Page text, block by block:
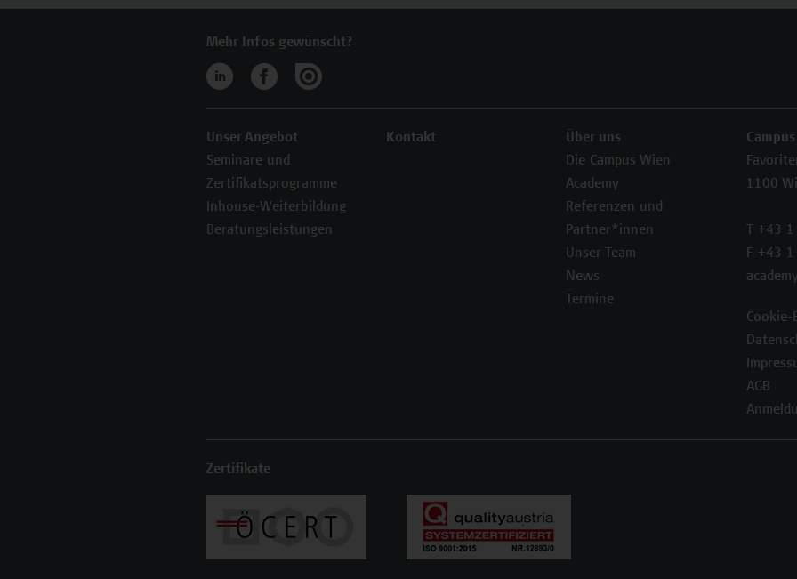
Mehr Infos gewünscht?
Unser Angebot
Seminare und
Zertifikatsprogramme
Inhouse-Weiterbildung
Beratungsleistungen
Über uns
Die Campus Wien
Academy
Referenzen und
Partner*innen
Unser Team
News
Termine
Kontakt
1100
T +43
F +43
Cookie-
AGB
Zertifikate